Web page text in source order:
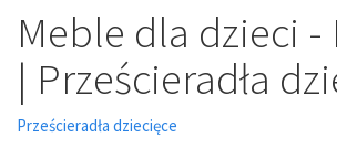
Meble dla dzieci
| Prześcieradła
Prześcieradła dziecięce